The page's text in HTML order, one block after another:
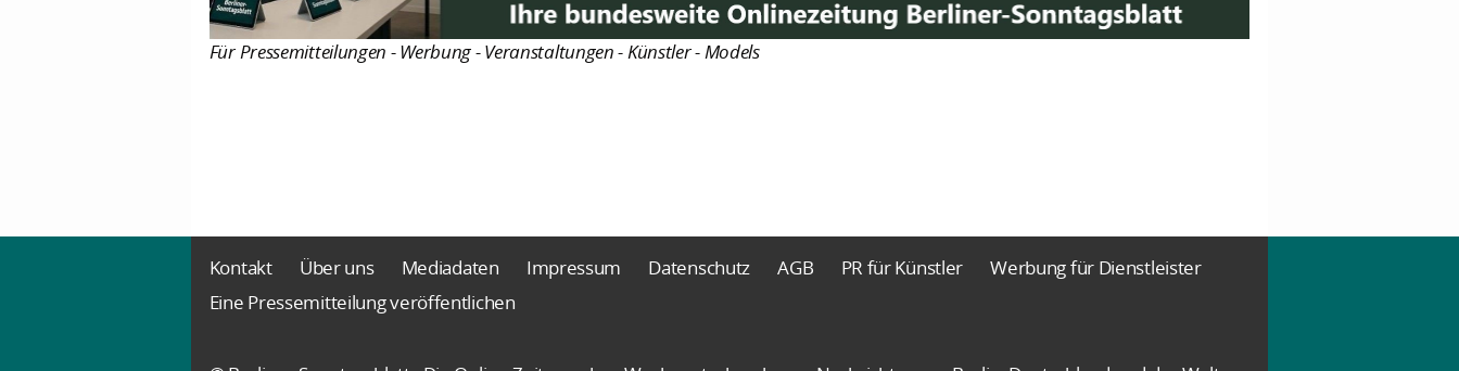
Für Pressemitteilungen - Werbung - Veranstaltungen - Künstler - Models
Kontakt Über uns Mediadaten Impressum Datenschutz AGB PR für Künstler
Werbung für Dienstleister
Eine Pressemitteilung veröffentlichen